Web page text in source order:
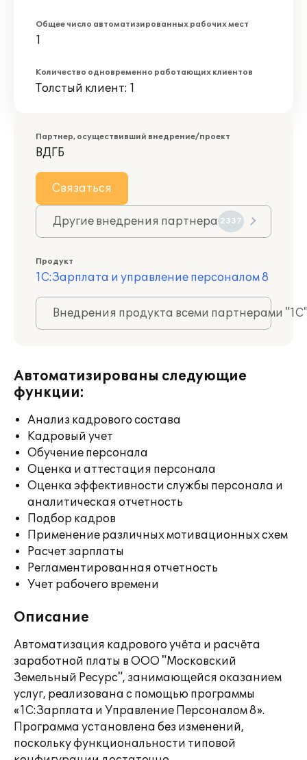
Общее число автоматизированных рабочих мест
1
Количество одновременно работающих клиентов
Толстый клиент: 1
Партнер, осуществивший внедрение/проект
ВДГБ
Связаться
Другие внедрения партнера 2337
Продукт
1С:Зарплата и управление персоналом 8
Внедрения продукта всеми партнерами
Автоматизированы следующие
функции:
Анализ кадрового состава
Кадровый учет
Обучение персонала
Оценка и аттестация персонала
Оценка эффективности службы персонала и
аналитическая отчетность
Подбор кадров
Применение различных мотивационных схем
Расчет зарплаты
Регламентированная отчетность
Учет рабочего времени
Описание
Автоматизация кадрового учёта и расчёта
заработной платы в ООО "Московский
Земельный Ресурс", занимающейся оказанием
услуг, реализована с помощью программы
«1С:Зарплата и Управление Персоналом 8».
Программа установлена без изменений,
поскольку функциональности типовой